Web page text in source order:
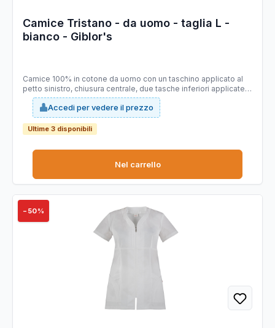
Camice Tristano - da uomo - taglia L -
bianco - Giblor's
Camice 100% in cotone da uomo con un taschino applicato al
petto sinistro, chiusura centrale, due tasche inferiori applicate.
Taglie disponibili: da S a 4XL.
Accedi per vedere il prezzo
Ultime 3 disponibili
Nel carrello
−50%